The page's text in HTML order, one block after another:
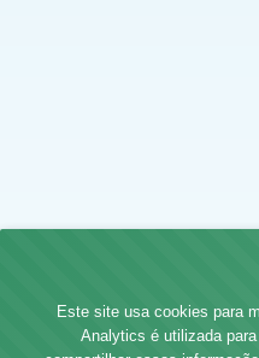
Este site usa cookies para
Analytics é utilizada